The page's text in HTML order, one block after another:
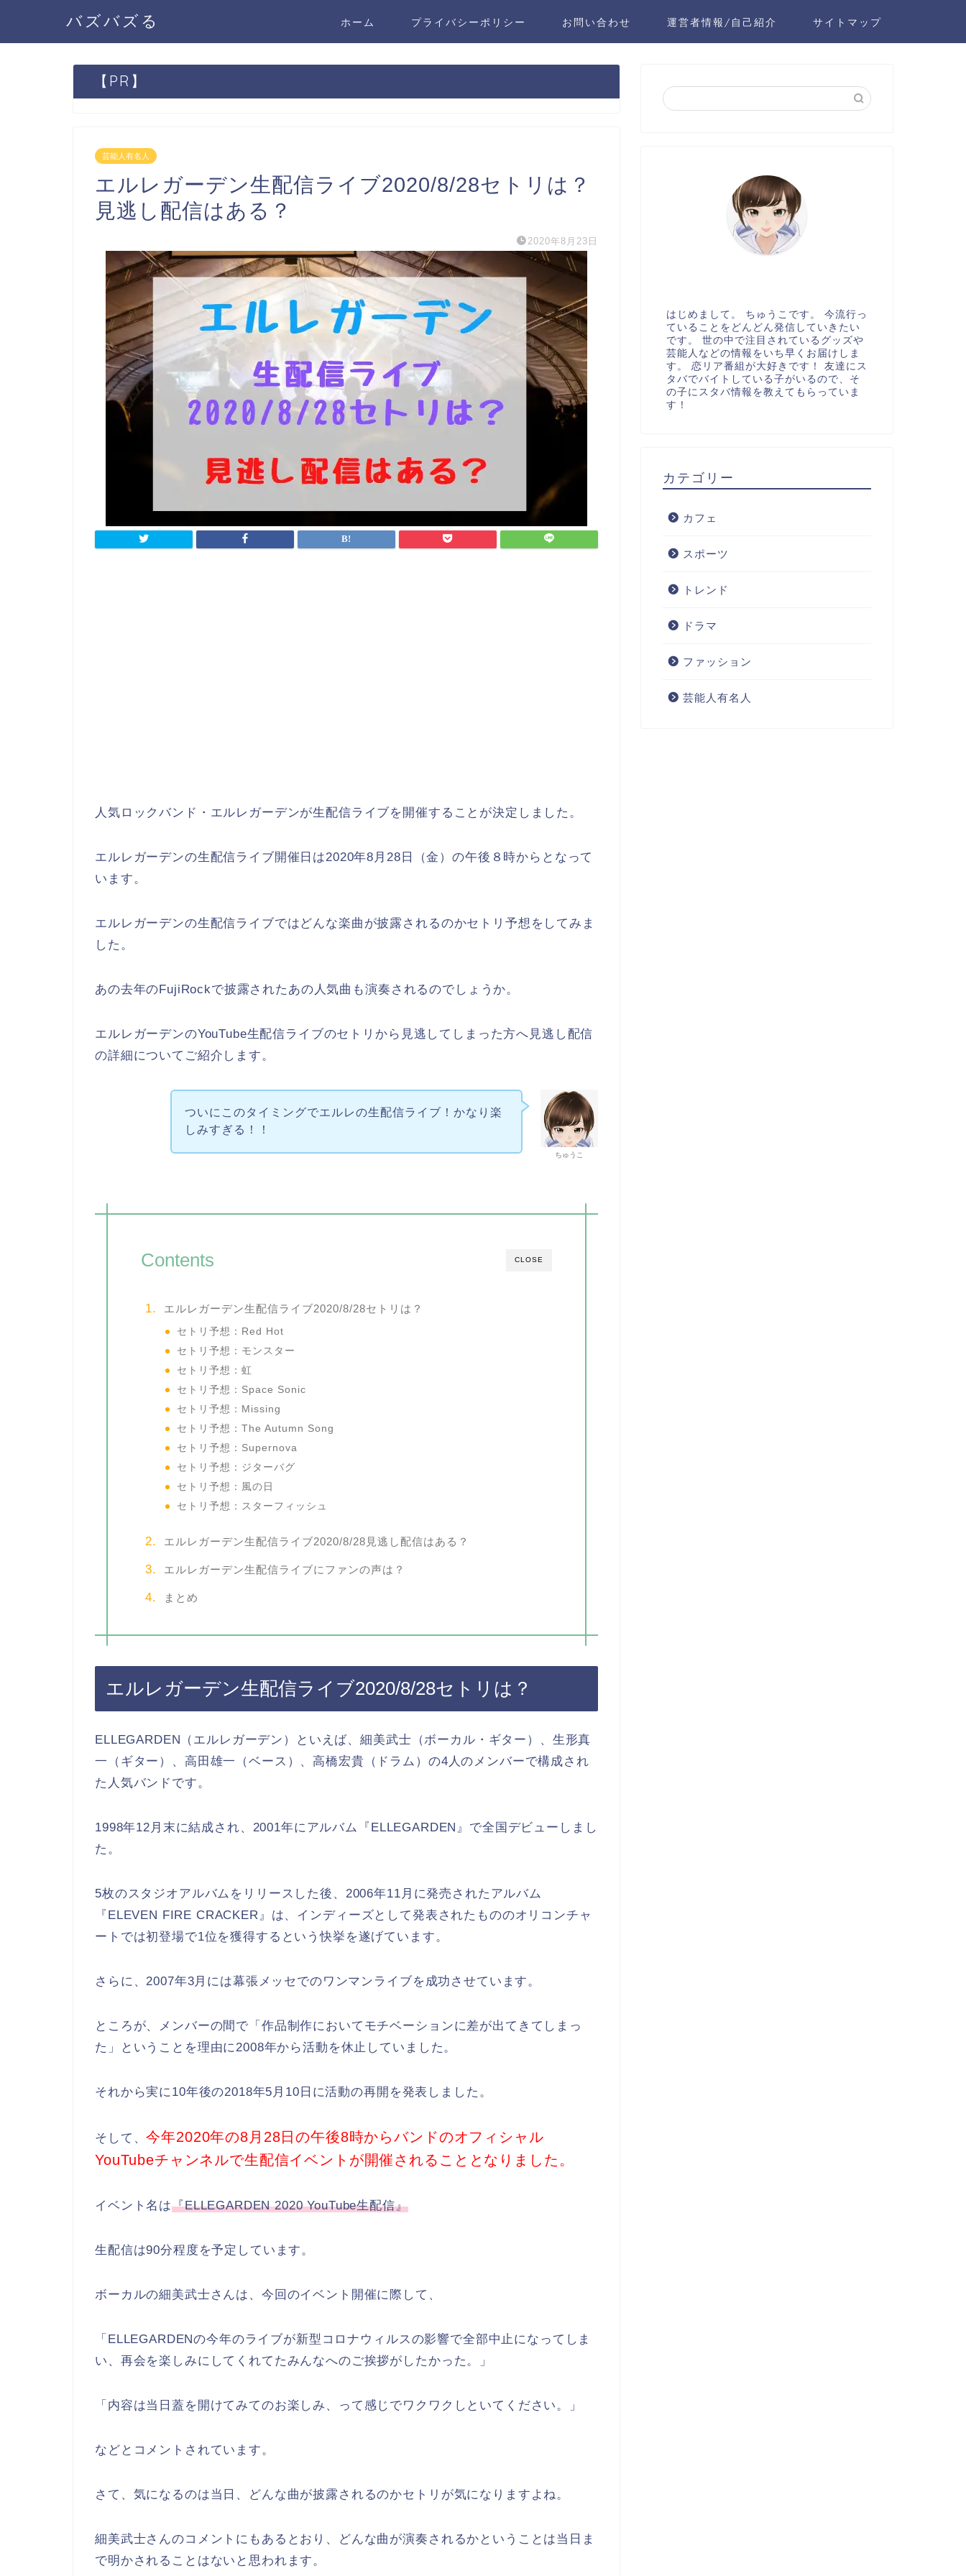
バズバズる ホーム プライバシーポリシー お問い合わせ 運営者情報/自己紹介 サイトマップ
【PR】
芸能人有名人
エルレガーデン生配信ライブ2020/8/28セトリは？
見逃し配信はある？
2020年8月23日
人気ロックバンド・エルレガーデンが生配信ライブを開催することが決定しました。
エルレガーデンの生配信ライブ開催日は2020年8月28日（金）の午後８時からとなって
います。
エルレガーデンの生配信ライブではどんな楽曲が披露されるのかセトリ予想をしてみま
した。
あの去年のFujiRockで披露されたあの人気曲も演奏されるのでしょうか。
エルレガーデンのYouTube生配信ライブのセトリから見逃してしまった方へ見逃し配信
の詳細についてご紹介します。
ちゅうこ
ついにこのタイミングでエルレの生配信ライブ！かなり楽
しみすぎる！！
CLOSE
Contents
エルレガーデン生配信ライブ2020/8/28セトリは？
セトリ予想：Red Hot
セトリ予想：モンスター
セトリ予想：虹
セトリ予想：Space Sonic
セトリ予想：Missing
セトリ予想：The Autumn Song
セトリ予想：Supernova
セトリ予想：ジターバグ
セトリ予想：風の日
セトリ予想：スターフィッシュ
エルレガーデン生配信ライブ2020/8/28見逃し配信はある？
エルレガーデン生配信ライブにファンの声は？
まとめ
エルレガーデン生配信ライブ2020/8/28セトリは？
ELLEGARDEN（エルレガーデン）といえば、細美武士（ボーカル・ギター）、生形真
一（ギター）、高田雄一（ベース）、高橋宏貴（ドラム）の4人のメンバーで構成され
た人気バンドです。
1998年12月末に結成され、2001年にアルバム『ELLEGARDEN』で全国デビューしまし
た。
5枚のスタジオアルバムをリリースした後、2006年11月に発売されたアルバム
『ELEVEN FIRE CRACKER』は、インディーズとして発表されたもののオリコンチャ
ートでは初登場で1位を獲得するという快挙を遂げています。
さらに、2007年3月には幕張メッセでのワンマンライブを成功させています。
ところが、メンバーの間で「作品制作においてモチベーションに差が出てきてしまっ
た」ということを理由に2008年から活動を休止していました。
それから実に10年後の2018年5月10日に活動の再開を発表しました。
そして、今年2020年の8月28日の午後8時からバンドのオフィシャル
YouTubeチャンネルで生配信イベントが開催されることとなりました。
イベント名は『ELLEGARDEN 2020 YouTube生配信』
生配信は90分程度を予定しています。
ボーカルの細美武士さんは、今回のイベント開催に際して、
「ELLEGARDENの今年のライブが新型コロナウィルスの影響で全部中止になってしま
い、再会を楽しみにしてくれてたみんなへのご挨拶がしたかった。」
「内容は当日蓋を開けてみてのお楽しみ、って感じでワクワクしといてください。」
などとコメントされています。
さて、気になるのは当日、どんな曲が披露されるのかセトリが気になりますよね。
細美武士さんのコメントにもあるとおり、どんな曲が演奏されるかということは当日ま
で明かされることはないと思われます。
はじめまして。 ちゅうこです。 今流行っ
ていることをどんどん発信していきたい
です。 世の中で注目されているグッズや
芸能人などの情報をいち早くお届けしま
す。 恋リア番組が大好きです！ 友達にス
タバでバイトしている子がいるので、そ
の子にスタバ情報を教えてもらっていま
す！
カテゴリー
カフェ
スポーツ
トレンド
ドラマ
ファッション
芸能人有名人